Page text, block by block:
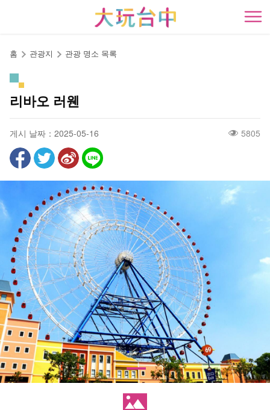
開
홈 관광지 관광 명소 목록
리바오 러웬
게시 날짜：2025-05-16 5805